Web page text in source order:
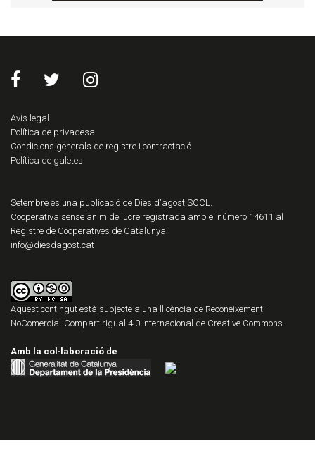
Avís legal
Política de privadesa
Condicions generals de registre i contractació
Política de galetes
Setembre és una publicació de Dies d'agost SCCL.
Cooperativa sense ànim de lucre registrada amb el número 14611 al
Registre de Cooperatives de Catalunya.
info@diesdagost.cat
Aquest contingut està subjecte a una llicència de Reconeixement-
NoComercial-CompartirIgual 4.0 Internacional de Creative Commons
Amb la col·laboració de